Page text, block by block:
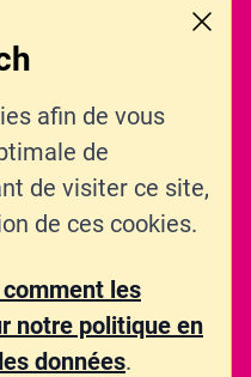
afin de vous
de
de visiter ce site,
de ces cookies.
les
notre politique en
données.
2026